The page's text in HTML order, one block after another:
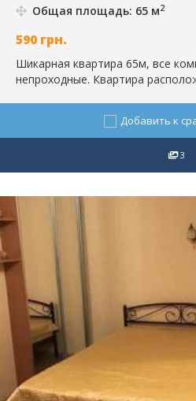
Общая площадь: 65 м2
590 грн.
Шикарная квартира 65м, все
непроходные. Квартира
Добавить к
3